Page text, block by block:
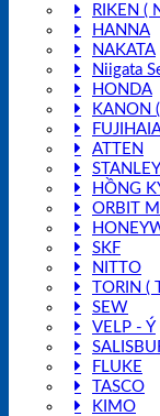
RIKEN (
HANNA
NAKATA
Niigata
HONDA
KANON
ATTEN
STANLEY
HỒNG
ORBIT
SKF
NITTO
TORIN (
SEW
VELP - Ý
FLUKE
TASCO
KIMO